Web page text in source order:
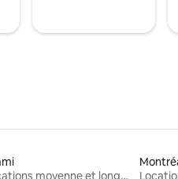
Locations moyenne et longue durée